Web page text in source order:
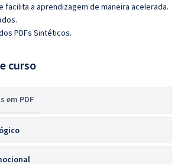
facilita a aprendizagem de maneira acelerada.
PDFs Sintéticos.
curso
em PDF